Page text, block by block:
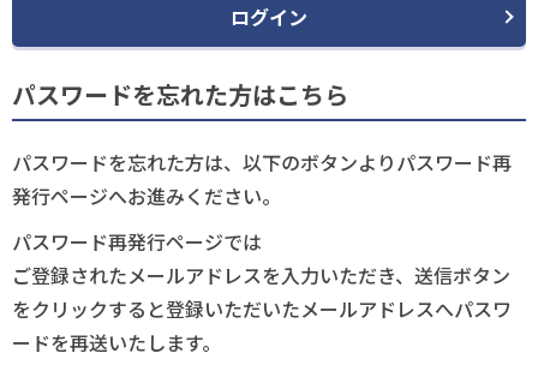
ログイン
パスワードを忘れた方はこちら
パスワードを忘れた方は、以下のボタンよりパスワード再
発行ページへお進みください。
パスワード再発行ページでは
ご登録されたメールアドレスを入力いただき、送信ボタン
をクリックすると登録いただいたメールアドレスへパスワ
ードを再送いたします。